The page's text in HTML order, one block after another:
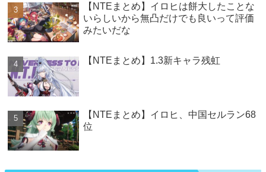
【NTEまとめ】イロヒは餅大したことな
いらしいから無凸だけでも良いって評価
みたいだな
【NTEまとめ】1.3新キャラ残虹
【NTEまとめ】イロヒ、中国セルラン68
位